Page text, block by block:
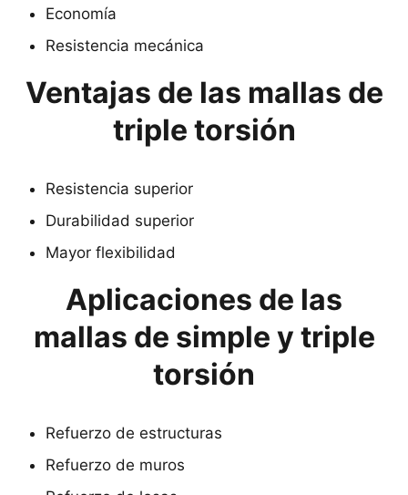
Economía
Resistencia mecánica
Ventajas de las mallas de
triple torsión
Resistencia superior
Durabilidad superior
Mayor flexibilidad
Aplicaciones de las
mallas de simple y triple
torsión
Refuerzo de estructuras
Refuerzo de muros